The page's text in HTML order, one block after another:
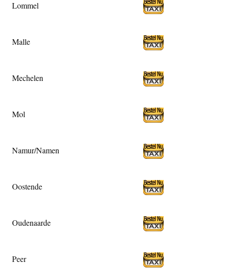
Lommel
Malle
Mechelen
Mol
Namur/Namen
Oostende
Oudenaarde
Peer